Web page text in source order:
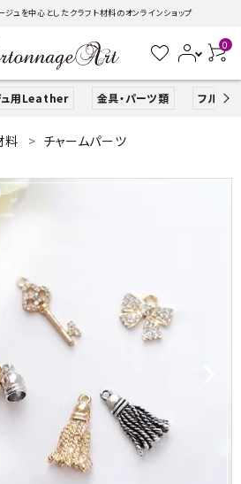
ュを中心としたクラフト材料のオンラインショップ
0
ュ用Leather 金具・パーツ類 フルキッ
search
新規会員登録
料 チャームパーツ